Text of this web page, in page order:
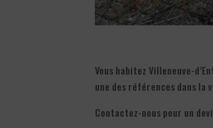
Vous habitez Villeneuve-
une des références dans la
Contactez-nous pour un